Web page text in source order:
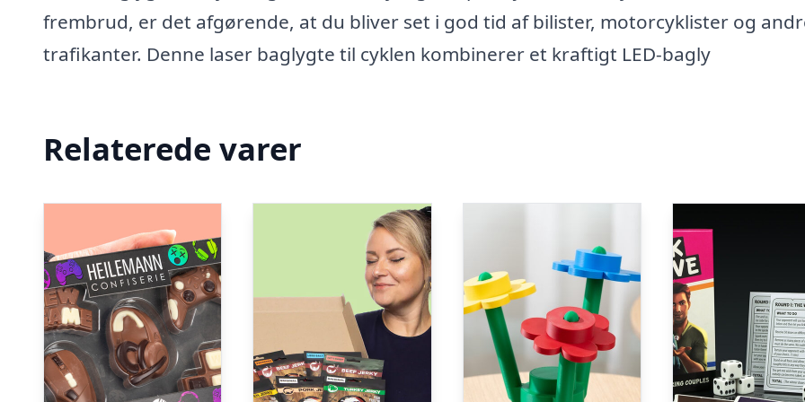
frembrud, er det afgørende, at du bliver set i god tid af bilister, motorcyklister og
trafikanter. Denne laser baglygte til cyklen kombinerer et kraftigt LED-bagly
Relaterede varer